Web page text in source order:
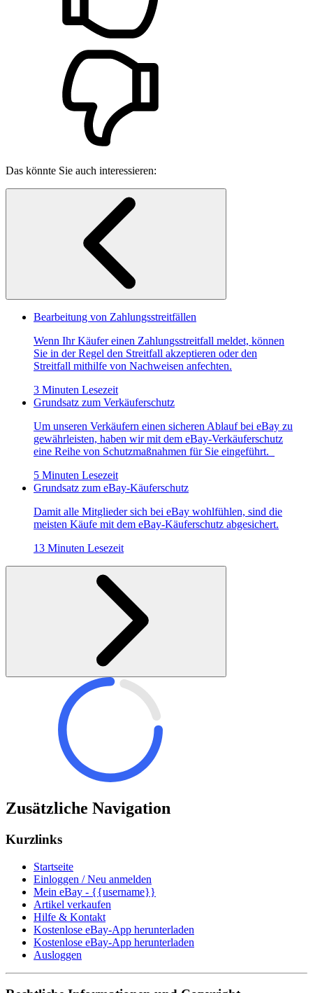
Das könnte Sie auch interessieren:
Bearbeitung von Zahlungsstreitfällen
Wenn Ihr Käufer einen Zahlungsstreitfall meldet, können
Sie in der Regel den Streitfall akzeptieren oder den
Streitfall mithilfe von Nachweisen anfechten.
3 Minuten Lesezeit
Grundsatz zum Verkäuferschutz
Um unseren Verkäufern einen sicheren Ablauf bei eBay zu
gewährleisten, haben wir mit dem eBay-Verkäuferschutz
eine Reihe von Schutzmaßnahmen für Sie eingeführt.
5 Minuten Lesezeit
Grundsatz zum eBay-Käuferschutz
Damit alle Mitglieder sich bei eBay wohlfühlen, sind die
meisten Käufe mit dem eBay-Käuferschutz abgesichert.
13 Minuten Lesezeit
Zusätzliche Navigation
Kurzlinks
Startseite
Einloggen / Neu anmelden
Mein eBay - {{username}}
Artikel verkaufen
Hilfe & Kontakt
Kostenlose eBay-App herunterladen
Kostenlose eBay-App herunterladen
Ausloggen